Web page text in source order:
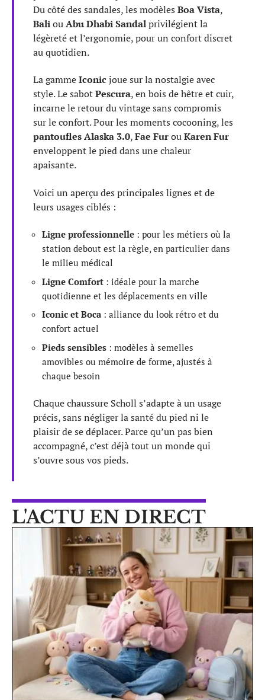
Du côté des sandales, les modèles Boa Vista,
BaliouAbu Dhabi Sandalprivilégient la
légèreté et l’ergonomie, pour un confort discret
au quotidien.
La gammeIconicjoue sur la nostalgie avec
style. Le sabotPescura, en bois de hêtre et cuir,
incarne le retour du vintage sans compromis
sur le confort. Pour les moments cocooning, les
pantoufles Alaska 3.0,Fae FurouKaren Fur
enveloppent le pied dans une chaleur
apaisante.
Voici un aperçu des principales lignes et de
leurs usages ciblés :
Ligne professionnelle : pour les métiers où la
station debout est la règle, en particulier dans
le milieu médical
Ligne Comfort : idéale pour la marche
quotidienne et les déplacements en ville
Iconic et Boca: alliance du look rétro et du
confort actuel
Pieds sensibles : modèles à semelles
amovibles ou mémoire de forme, ajustés à
chaque besoin
Chaque chaussure Scholl s’adapte à un usage
précis, sans négliger la santé du pied ni le
plaisir de se déplacer. Parce qu’un pas bien
accompagné, c’est déjà tout un monde qui
s’ouvre sous vos pieds.
L'ACTU EN DIRECT